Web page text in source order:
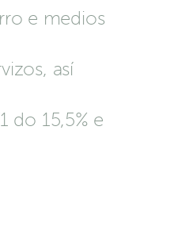
e medios
así
do 15,5% e